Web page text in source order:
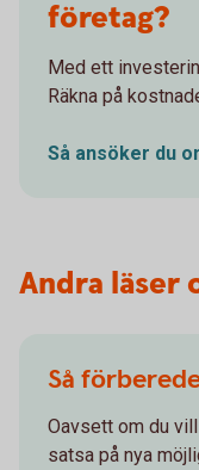
företag?
Med ett
Räkna på
Så ansöker du
Andra läser
Så
Oavsett om du
satsa på nya